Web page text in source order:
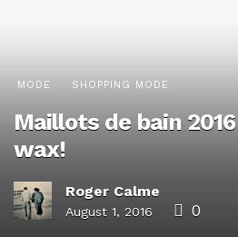
MODE SHOPPING MODE
Maillots de bain
wax!
Roger Calme
August 1, 2016 0